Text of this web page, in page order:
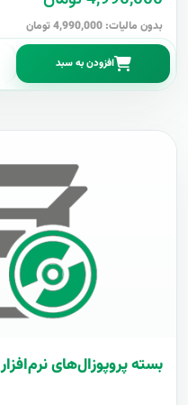
بدون مالیات: 4,990,000 تومان
افزودن به سبد
بسته پروپوزال‌های نرم‌افزار